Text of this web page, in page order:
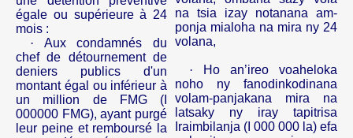
égale ou supérieure à 24
mois :
· Aux condamnés du
chef de détournement de
deniers publics d'un
montant égal ou inférieur à
un million de FMG (I
000000 FMG), ayant purgé
leur peine et remboursé la
na tsia izay notanana am-
ponja mialoha na mira ny 24
volana,
·
Ho an’ireo voaheloka
noho ny fanodinkodinana
volam-panjakana mira na
latsaky ny iray tapitrisa
Iraimbilanja (I 000 000 la) efa